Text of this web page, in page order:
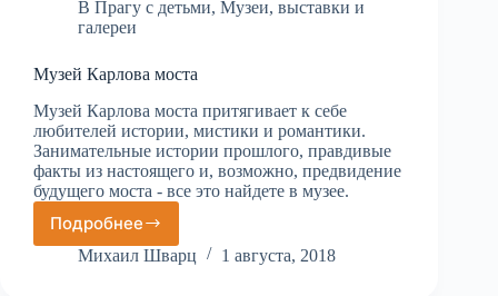
В Прагу с детьми, Музеи, выставки и
галереи
Музей Карлова моста
Музей Карлова моста притягивает к себе
любителей истории, мистики и романтики.
Занимательные истории прошлого, правдивые
факты из настоящего и, возможно, предвидение
будущего моста - все это найдете в музее.
Подробнее
Музей
Карлова
Михаил Шварц 1 августа, 2018